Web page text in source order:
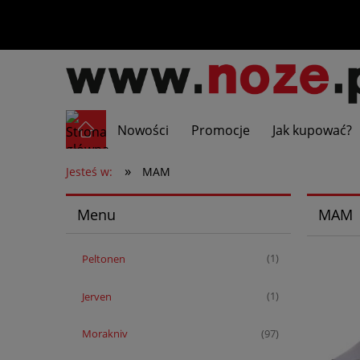
Nowości Promocje Jak kupować?
Jesteś w: » MAM
Menu
Peltonen (1)
Jerven (1)
Morakniv (97)
MAM